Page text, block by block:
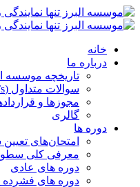
خانه
درباره ما
تاریخچه موسسه
سوالات متداول (FAQ’s)
مجوزها و
گالری
دوره ها
امتحان‌های
معرفی کلی
دوره های عادی
دوره های